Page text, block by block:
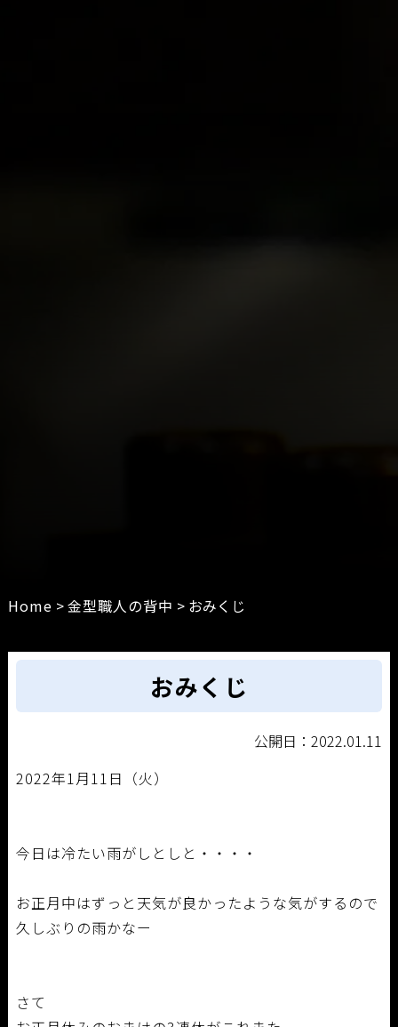
Home >金型職人の背中 > おみくじ
おみくじ
公開日：2022.01.11
2022年1月11日（火）
今日は冷たい雨がしとしと・・・・
お正月中はずっと天気が良かったような気がするので
久しぶりの雨かなー
さて